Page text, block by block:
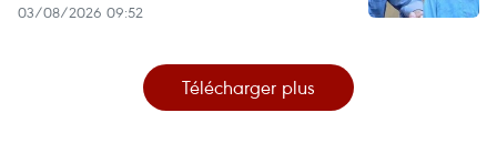
03/08/2026 09:52
Télécharger plus